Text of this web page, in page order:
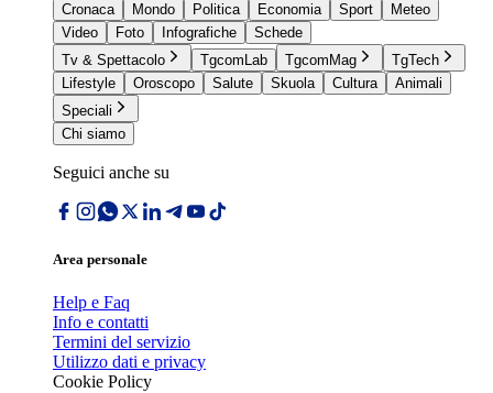
Cronaca
Mondo Politica Economia Sport
Meteo
Video
Foto Infografiche
Schede
Tv & Spettacolo
TgcomLab TgcomMag
TgTech
Lifestyle
Oroscopo Salute Skuola Cultura
Animali
Speciali
Chi siamo
Seguici anche su
Area personale
Help e Faq
Info e contatti
Termini del servizio
Utilizzo dati e privacy
Cookie Policy